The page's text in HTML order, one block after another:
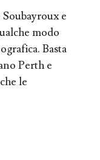
e
modo
Basta
Perth e
le